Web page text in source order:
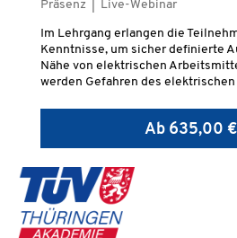
Präsenz | Live-Webinar
Im Lehrgang erlangen die
Kenntnisse, um sicher definierte
Nähe von elektrischen
werden Gefahren des
Elektrofachkraft übernommen
Ab 635,00 €